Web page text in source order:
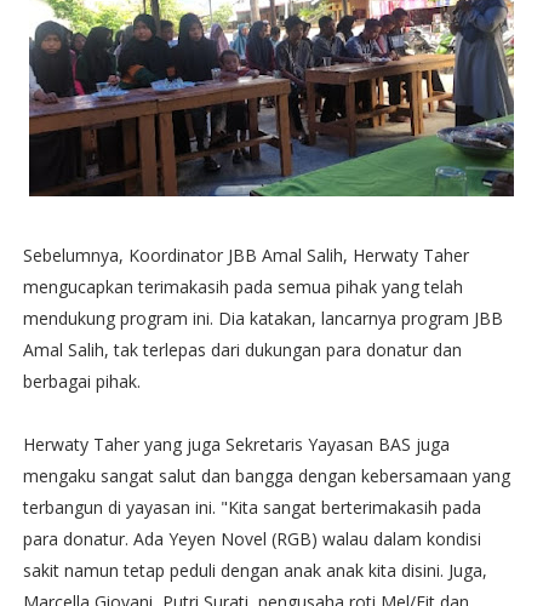
Sebelumnya, Koordinator JBB Amal Salih, Herwaty Taher
mengucapkan terimakasih pada semua pihak yang telah
mendukung program ini. Dia katakan, lancarnya program JBB
Amal Salih, tak terlepas dari dukungan para donatur dan
berbagai pihak.
Herwaty Taher yang juga Sekretaris Yayasan BAS juga
mengaku sangat salut dan bangga dengan kebersamaan yang
terbangun di yayasan ini. "Kita sangat berterimakasih pada
para donatur. Ada Yeyen Novel (RGB) walau dalam kondisi
sakit namun tetap peduli dengan anak anak kita disini. Juga,